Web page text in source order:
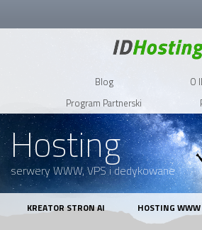
Blog
O
Program Partnerski
Hosting
serwery WWW, VPS i dedykowane
KREATOR STRON AI HOSTING WWW